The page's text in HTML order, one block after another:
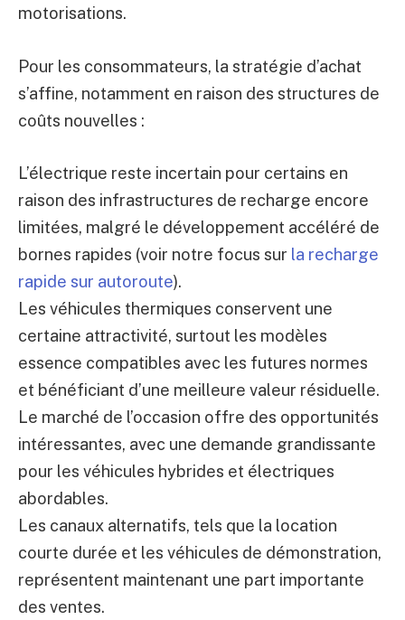
motorisations.
Pour les consommateurs, la stratégie d’achat
s’affine, notamment en raison des structures de
coûts nouvelles :
L’électrique reste incertain pour certains en
raison des infrastructures de recharge encore
limitées, malgré le développement accéléré de
bornes rapides (voir notre focus sur la recharge
rapide sur autoroute).
Les véhicules thermiques conservent une
certaine attractivité, surtout les modèles
essence compatibles avec les futures normes
et bénéficiant d’une meilleure valeur résiduelle.
Le marché de l’occasion offre des opportunités
intéressantes, avec une demande grandissante
pour les véhicules hybrides et électriques
abordables.
Les canaux alternatifs, tels que la location
courte durée et les véhicules de démonstration,
représentent maintenant une part importante
des ventes.